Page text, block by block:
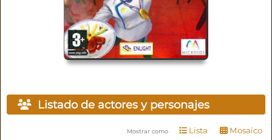
Listado de actores y personajes
Mostrar como Lista Mosaico